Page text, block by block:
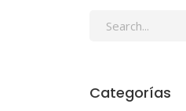
Search
Categorías